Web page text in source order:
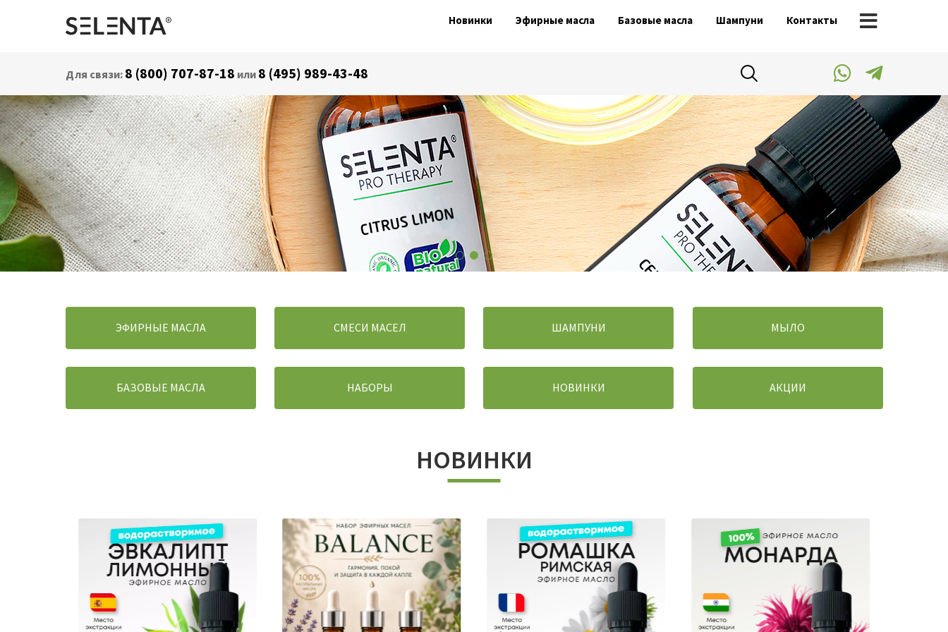
Новинки Эфирные масла Базовые масла Шампуни Контакты
Для связи: 8 (800) 707-87-18 или 8 (495) 989-43-48
ЭФИРНЫЕ МАСЛА СМЕСИ МАСЕЛ ШАМПУНИ МЫЛО
БАЗОВЫЕ МАСЛА НАБОРЫ НОВИНКИ АКЦИИ
НОВИНКИ